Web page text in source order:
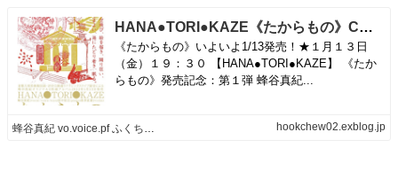
HANA●TORI●KAZE《たからもの》CD発売記念フライヤー | 蜂谷真紀 vo.voice.pf ふくちう日誌
《たからもの》いよいよ1/13発売！★１月１３日
（金）１９：３０ 【HANA●TORI●KAZE】 《たか
らもの》発売記念：第１弾 蜂谷真紀...
蜂谷真紀 vo.voice.pf ふくちう日誌 hookchew02.exblog.jp